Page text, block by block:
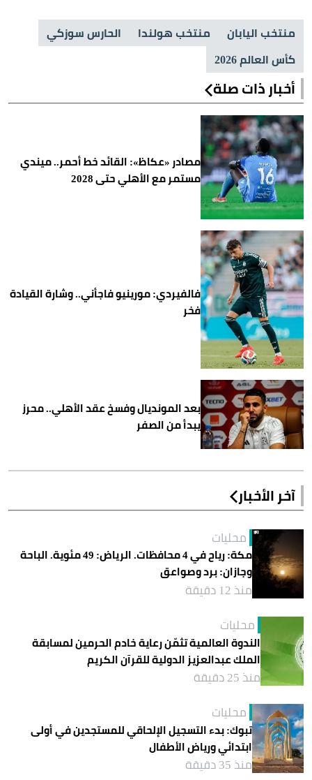
منتخب اليابان منتخب هولندا
الحارس سوزكي
كأس العالم 2026
أخبار ذات صلة
مصادر «عكاظ»: القائد خط أحمر.. ميندي
مستمر مع الأهلي حتى 2028
فالفيردي: مورينيو فاجأني.. وشارة القيادة
فخر
بعد المونديال وفسخ عقد الأهلي.. محرز
يبدأ من الصفر
آخر الأخبار
محليات
مكة: رياح في 4 محافظات. الرياض: 49 مئوية. الباحة
وجازان: برد وصواعق
منذ 12 دقيقة
محليات
الندوة العالمية تثمّن رعاية خادم الحرمين لمسابقة
الملك عبدالعزيز الدولية للقرآن الكريم
منذ 25 دقيقة
محليات
تبوك: بدء التسجيل الإلحاقي للمستجدين في أولى
ابتدائي ورياض الأطفال
منذ 35 دقيقة